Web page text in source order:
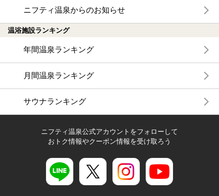
ニフティ温泉からのお知らせ
温浴施設ランキング
年間温泉ランキング
月間温泉ランキング
サウナランキング
ニフティ温泉公式アカウントをフォローして
おトク情報やクーポン情報を受け取ろう